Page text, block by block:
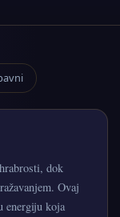
dok
Ovaj
energiju koja